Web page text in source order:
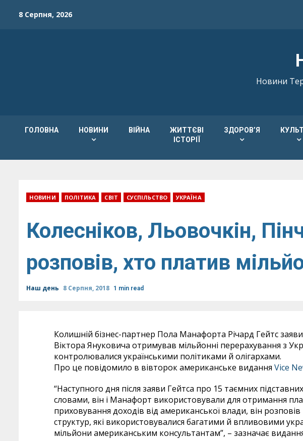
8 Серпня, 2026
Новини
ГОЛОВНА НОВИНИ ВІЙНА
ЖИТТЄВІ
ІСТОРІЇ
ЗДОРОВ’Я
НОВИНИ ПОЛІТИКА СВІТ СУСПІЛЬСТВО УКРАЇНА
Колесніков, Льовочкін,
розповів, хто платив
Наш день 8 Серпня, 2018 1 min read
Колишній бізнес-партнер Пола Манафорта Річард Гейтс
Віктора Януковича отримував мільйонні перерахування з
контролювалися українськими політиками й олігархами.
Про це повідомило в вівторок американське видання Vice
“Наступного дня після заяви Гейтса про 15 таємних
словами, він і Манафорт використовували для отримання
приховування доходів від американської влади, він
структур, які використовувалися багатими й впливовими
мільйони американським консультантам”, – зазначає